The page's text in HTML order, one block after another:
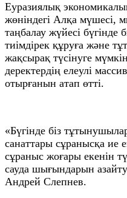
Еуразиялық
жөніндегі Алқа мүшесі,
таңбалау жүйесі бүгінде
тиімдірек құруға және
жақсырақ түсінуге
деректердің елеулі
отырғанын атап өтті.
«Бүгінде біз
санаттары сұранысқа ие
сұраныс жоғары екенін
сауда шығындарын
Андрей Слепнев.